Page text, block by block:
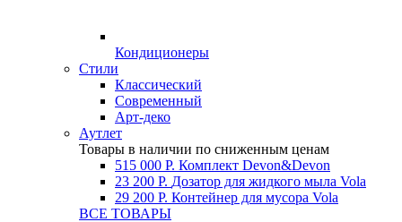
Кондиционеры
Стили
Классический
Современный
Арт-деко
Аутлет
Товары в наличии по сниженным ценам
515 000 Р. Комплект Devon&Devon
23 200 Р. Дозатор для жидкого мыла Vola
29 200 Р. Контейнер для мусора Vola
ВСЕ ТОВАРЫ